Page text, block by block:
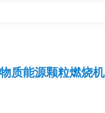
质能源颗粒燃烧机